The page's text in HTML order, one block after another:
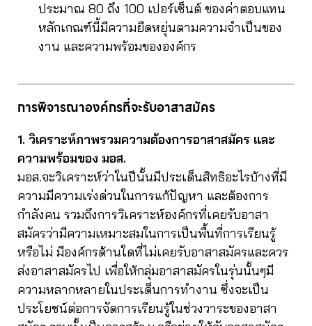
ประมาณ 80 ถึง 100 เปอร์เซ็นต์ ของค่าตอบแทน
หลักเกณฑ์นี้มีความยืดหยุ่นตามความจำเป็นของ
งาน และความพร้อมขององค์กร
การพิจารณาองค์กรที่จะรับอาสาสมัคร
1. วิเคราะห์ภาพรวมความต้องการอาสาสมัคร และ
ความพร้อมของ มอส.
มอส.จะวิเคราะห์ว่าในปีนั้นมีประเด็นสิทธิอะไรบ้างที่มี
ความมีความเร่งด่วนในการแก้ปัญหา และต้องการ
กำลังคน รวมถึงการวิเคราะห์องค์กรที่เคยรับอาสา
สมัครว่ามีความเหมาะสมในการเป็นพื้นที่การเรียนรู้
หรือไม่ มีองค์กรด้านใดที่ไม่เคยรับอาสาสมัครและควร
ส่งอาสาสมัครไป เพื่อให้กลุ่มอาสาสมัครในรุ่นนั้นๆมี
ความหลากหลายในประเด็นการทำงาน ซึ่งจะเป็น
ประโยชน์ต่อการจัดการเรียนรู้ในช่วงวาระของอาสา